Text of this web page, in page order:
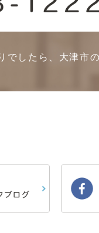
でしたら、大津市